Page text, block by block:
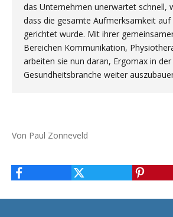
das Unternehmen unerwartet schnell,
dass die gesamte Aufmerksamkeit auf
gerichtet wurde. Mit ihrer
Bereichen Kommunikation,
arbeiten sie nun daran, Ergomax in der
Gesundheitsbranche weiter
Von Paul Zonneveld